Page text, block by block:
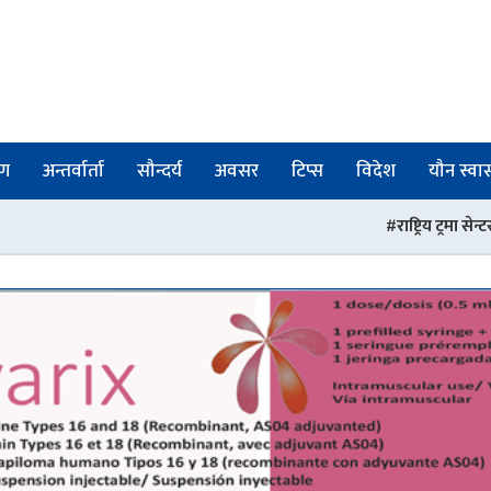
अन्तर्वार्ता सौन्दर्य अवसर टिप्स विदेश यौन
राष्ट्रिय ट्रमा सेन्टरमा आउने बेवारिसे